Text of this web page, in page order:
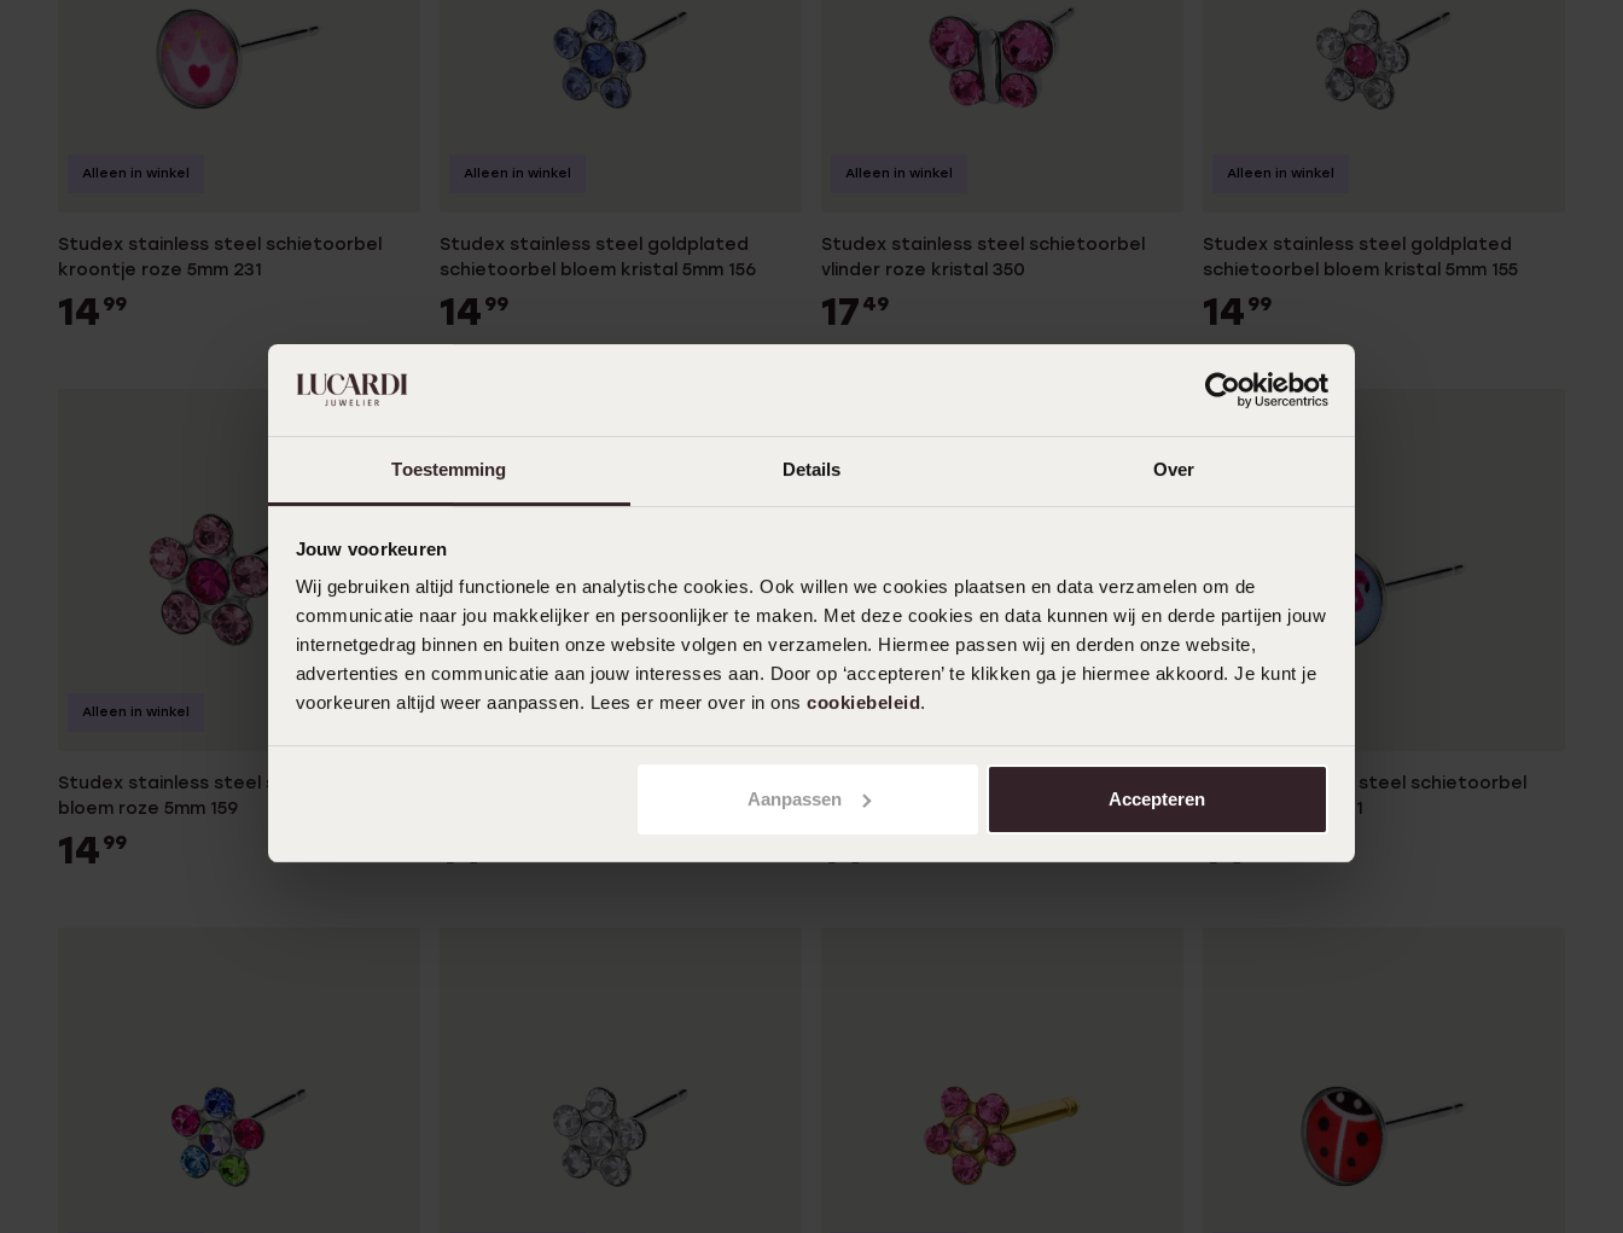
Toestemming Details Over
Jouw voorkeuren
Wij gebruiken altijd functionele en analytische cookies. Ook willen we cookies plaatsen en data verzamelen om de
communicatie naar jou makkelijker en persoonlijker te maken. Met deze cookies en data kunnen wij en derde partijen jouw
internetgedrag binnen en buiten onze website volgen en verzamelen. Hiermee passen wij en derden onze website,
advertenties en communicatie aan jouw interesses aan. Door op ‘accepteren’ te klikken ga je hiermee akkoord. Je kunt je
voorkeuren altijd weer aanpassen. Lees er meer over in ons cookiebeleid.
Aanpassen Accepteren
Studex stainless steel schietoorbel
kroontje roze 5mm 231
14 99
Alleen in winkel
Studex stainless steel goldplated
schietoorbel bloem kristal 5mm 156
14 99
Alleen in winkel
Studex stainless steel schietoorbel
vlinder roze kristal 350
17 49
Alleen in winkel
Studex stainless steel goldplated
schietoorbel bloem kristal 5mm 155
14 99
Alleen in winkel
Studex stainless steel schietoorbel
bloem roze 5mm 159
14 99
Alleen in winkel
14
Alleen in winkel
eenhoorn 5mm 230
14
Alleen in winkel
Studex stainless steel schietoorbel
flamingo 5mm 241
14